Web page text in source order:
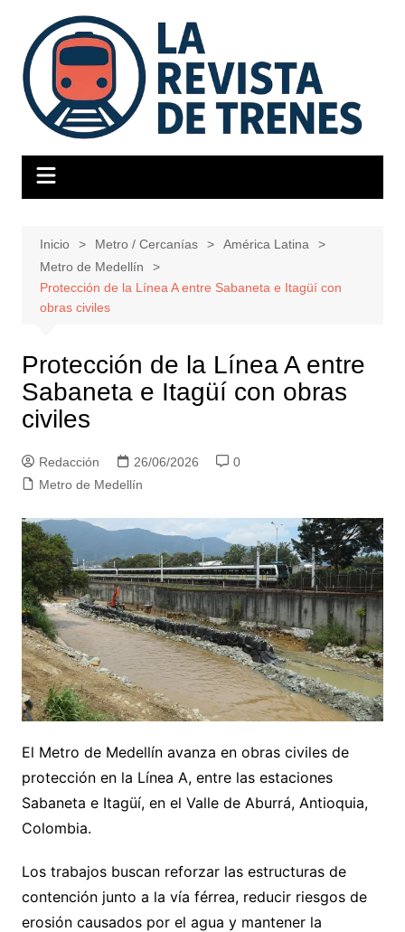
contenido
Inicio Metro / Cercanías
América Latina
Metro de Medellín
Protección de la Línea A entre Sabaneta e Itagüí con
obras civiles
Protección de la Línea A entre
Sabaneta e Itagüí con obras
civiles
Redacción 26/06/2026
0
Metro de Medellín
El Metro de Medellín avanza en obras civiles de
protección en la Línea A, entre las estaciones
Sabaneta e Itagüí, en el Valle de Aburrá, Antioquia,
Colombia.
Los trabajos buscan reforzar las estructuras de
contención junto a la vía férrea, reducir riesgos de
erosión causados por el agua y mantener la